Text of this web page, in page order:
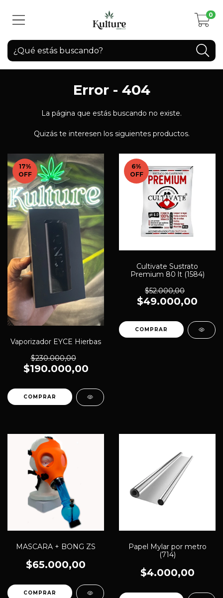
0
Error - 404
La página que estás buscando no existe.
Quizás te interesen los siguientes productos.
17%
OFF
Vaporizador EYCE Hierbas
$230.000,00
$190.000,00
6%
OFF
Cultivate Sustrato
Premium 80 lt (1584)
$52.000,00
$49.000,00
MASCARA + BONG ZS
$65.000,00
Papel Mylar por metro
(714)
$4.000,00